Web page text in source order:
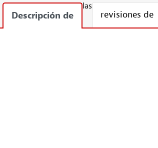
Descripción de
las
revisiones de